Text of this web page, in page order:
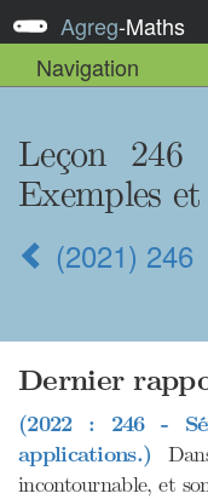
Agreg-Maths
Navigation
Leçon 246
Exemples
(2021) 246
Dernier
(2022 : 246 -
applications.)
incontournable, et